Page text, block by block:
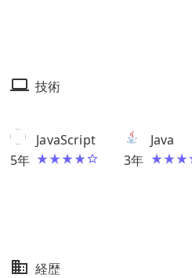
技術
5年
JavaScript
3年
Java
経歴